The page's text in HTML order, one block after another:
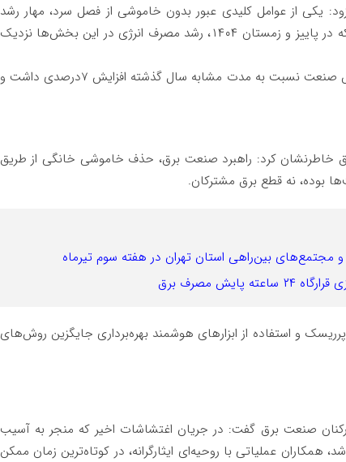
یکی از عوامل کلیدی عبور بدون خاموشی از فصل سرد، مهار رشد
مصرف انرژی در بخش‌های غیرمولد بود؛ به‌گونه‌ای که در پاییز و زمستان ۱۴۰۴، رشد مصرف انرژی در این بخش‌ها نزدیک
این در حالی است که هم‌زمان، تحویل برق به بخش صنعت نسبت به مدت مشابه سال گذشته افزایش 7درصدی داشت و
برق خاطرنشان کرد: راهبرد صنعت برق، حذف خاموشی خانگی از طریق
بوده، نه قطع برق مشترکان.
مصرف برق
و استفاده از ابزارهای هوشمند بهره‌برداری جایگزین روش‌های
صنعت برق گفت: در جریان اغتشاشات اخیر که منجر به آسیب
شد، همکاران عملیاتی با روحیه‌ای ایثارگرانه، در کوتاه‌ترین زمان ممکن